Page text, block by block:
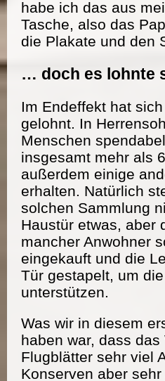
habe ich das aus
Tasche, also das
die Plakate und den
… doch es lohnte
Im Endeffekt hat
gelohnt. In
Menschen
insgesamt mehr als
außerdem einige
erhalten. Natürlich
solchen Sammlung
Haustür etwas, aber
mancher Anwohner
eingekauft und die
Tür gestapelt, um
unterstützen.
Was wir in diesem
haben war, dass das
Flugblätter sehr viel
Konserven aber